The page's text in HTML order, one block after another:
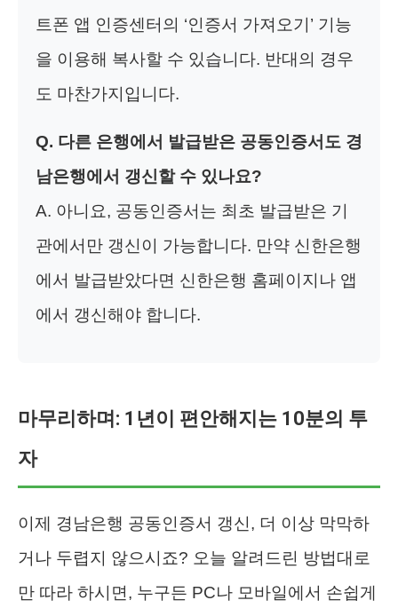
트폰 앱 인증센터의 ‘인증서 가져오기’ 기능
을 이용해 복사할 수 있습니다. 반대의 경우
도 마찬가지입니다.
Q. 다른 은행에서 발급받은 공동인증서도 경
남은행에서 갱신할 수 있나요?
A. 아니요, 공동인증서는 최초 발급받은 기
관에서만 갱신이 가능합니다. 만약 신한은행
에서 발급받았다면 신한은행 홈페이지나 앱
에서 갱신해야 합니다.
마무리하며: 1년이 편안해지는 10분의 투
자
이제 경남은행 공동인증서 갱신, 더 이상 막막하
거나 두렵지 않으시죠? 오늘 알려드린 방법대로
만 따라 하시면, 누구든 PC나 모바일에서 손쉽게